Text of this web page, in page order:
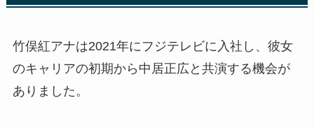
竹俣紅アナは2021年にフジテレビに入社し、彼女
のキャリアの初期から中居正広と共演する機会が
ありました。